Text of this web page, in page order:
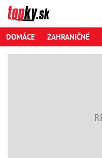
DOMÁCE ZAHRANIČNÉ